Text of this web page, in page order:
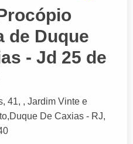
de Duque
- Jd 25 de
, 41, , Jardim Vinte e
Duque De Caxias - RJ,